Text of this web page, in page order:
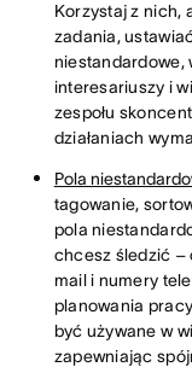
Korzystaj z nich,
zadania,
niestandardowe,
interesariuszy i
zespołu
działaniach
Pola
tagowanie,
pola
chcesz śledzić –
mail i numery
planowania
być używane w
zapewniając